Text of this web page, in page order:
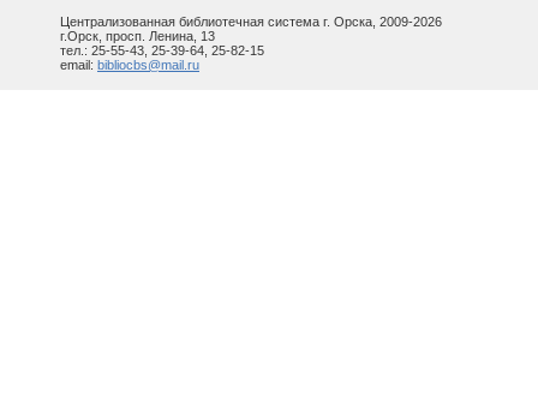
Централизованная библиотечная система г. Орска, 2009-2026
г.Орск, просп. Ленина, 13
тел.: 25-55-43, 25-39-64, 25-82-15
email: bibliocbs@mail.ru